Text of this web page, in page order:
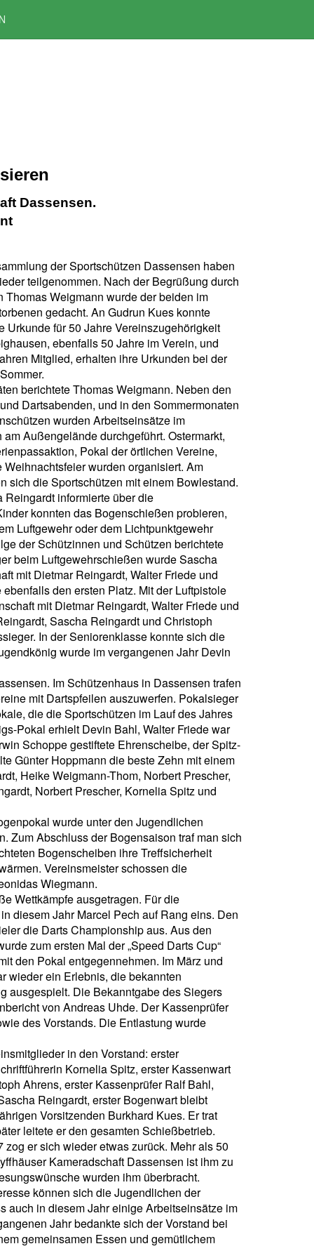
Dassensen.
der Sportschützen Dassensen haben
teilgenommen. Nach der Begrüßung durch
Thomas Weigmann wurde der beiden im
gedacht. An Gudrun Kues konnte
Urkunde für 50 Jahre Vereinszugehörigkeit
ebenfalls 50 Jahre im Verein, und
Mitglied, erhalten ihre Urkunden bei der
berichtete Thomas Weigmann. Neben den
Dartsabenden, und in den Sommermonaten
wurden Arbeitseinsätze im
Außengelände durchgeführt. Ostermarkt,
Pokal der örtlichen Vereine,
wurden organisiert. Am
sich die Sportschützen mit einem Bowlestand.
informierte über die
konnten das Bogenschießen probieren,
Luftgewehr oder dem Lichtpunktgewehr
der Schützinnen und Schützen berichtete
beim Luftgewehrschießen wurde Sascha
mit Dietmar Reingardt, Walter Friede und
den ersten Platz. Mit der Luftpistole
mit Dietmar Reingardt, Walter Friede und
Sascha Reingardt und Christoph
In der Seniorenklasse konnte sich die
wurde im vergangenen Jahr Devin
Im Schützenhaus in Dassensen trafen
mit Dartspfeilen auszuwerfen. Pokalsieger
die die Sportschützen im Lauf des Jahres
Pokal erhielt Devin Bahl, Walter Friede war
Schoppe gestiftete Ehrenscheibe, der Spitz-
Günter Hoppmann die beste Zehn mit einem
Heike Weigmann-Thom, Norbert Prescher,
Norbert Prescher, Kornelia Spitz und
wurde unter den Jugendlichen
Zum Abschluss der Bogensaison traf man sich
Bogenscheiben ihre Treffsicherheit
Vereinsmeister schossen die
Wiegmann.
Wettkämpfe ausgetragen. Für die
diesem Jahr Marcel Pech auf Rang eins. Den
die Darts Championship aus. Aus den
zum ersten Mal der „Speed Darts Cup“
den Pokal entgegennehmen. Im März und
wieder ein Erlebnis, die bekannten
ausgespielt. Die Bekanntgabe des Siegers
von Andreas Uhde. Der Kassenprüfer
des Vorstands. Die Entlastung wurde
in den Vorstand: erster
Kornelia Spitz, erster Kassenwart
Ahrens, erster Kassenprüfer Ralf Bahl,
Reingardt, erster Bogenwart bleibt
Vorsitzenden Burkhard Kues. Er trat
leitete er den gesamten Schießbetrieb.
er sich wieder etwas zurück. Mehr als 50
Kameradschaft Dassensen ist ihm zu
wurden ihm überbracht.
können sich die Jugendlichen der
auch in diesem Jahr einige Arbeitseinsätze im
Jahr bedankte sich der Vorstand bei
gemeinsamen Essen und gemütlichem